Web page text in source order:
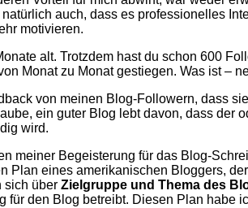
auch, dass es professionelles
motivieren.
alt. Trotzdem hast du schon 600
Monat zu Monat gestiegen. Was ist –
von meinen Blog-Followern, dass
ein guter Blog lebt davon, dass der
wird.
meiner Begeisterung für das Blog-
Plan eines amerikanischen Bloggers,
sich über Zielgruppe und Thema des
den Blog betreibt. Diesen Plan habe